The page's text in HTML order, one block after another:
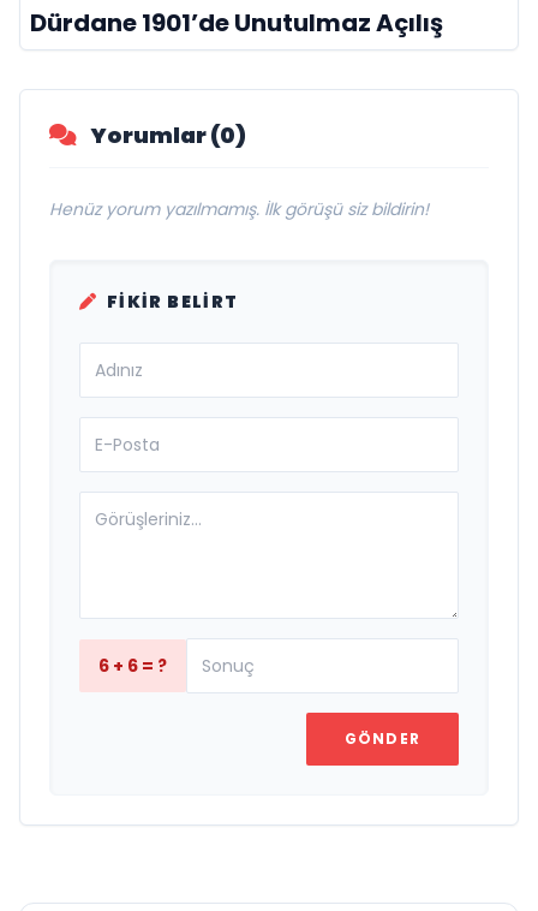
Dürdane 1901’de Unutulmaz Açılış
Yorumlar (0)
Henüz yorum yazılmamış. İlk görüşü siz bildirin!
FIKIR BELIRT
6 + 6 = ?
GÖNDER